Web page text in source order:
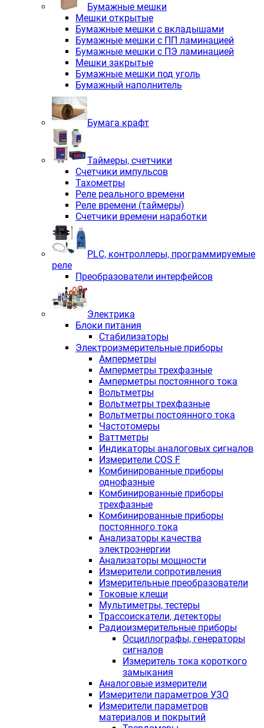
Бумажные мешки
Мешки открытые
Бумажные мешки с вкладышами
Бумажные мешки с ПП ламинацией
Бумажные мешки с ПЭ ламинацией
Мешки закрытые
Бумажные мешки под уголь
Бумажный наполнитель
Бумага крафт
Таймеры, счетчики
Счетчики импульсов
Тахометры
Реле реального времени
Реле времени (таймеры)
Счетчики времени наработки
PLС, контроллеры, программируемые
реле
Преобразователи интерфейсов
Электрика
Блоки питания
Стабилизаторы
Электроизмерительные приборы
Амперметры
Амперметры трехфазные
Амперметры постоянного тока
Вольтметры
Вольтметры трехфазные
Вольтметры постоянного тока
Частотомеры
Ваттметры
Индикаторы аналоговых сигналов
Измерители COS F
Комбинированные приборы
однофазные
Комбинированные приборы
трехфазные
Комбинированные приборы
постоянного тока
Анализаторы качества
электроэнергии
Анализаторы мощности
Измерители сопротивления
Измерительные преобразователи
Токовые клещи
Мультиметры, тестеры
Трассоискатели, детекторы
Радиоизмерительные приборы
Осциллографы, генераторы
сигналов
Измеритель тока короткого
замыкания
Аналоговые измерители
Измерители параметров УЗО
Измерители параметров
материалов и покрытий